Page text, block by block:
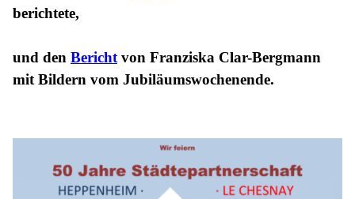
berichtete,
und den Bericht von Franziska Clar-Bergmann
mit Bildern vom Jubiläumswochenende.